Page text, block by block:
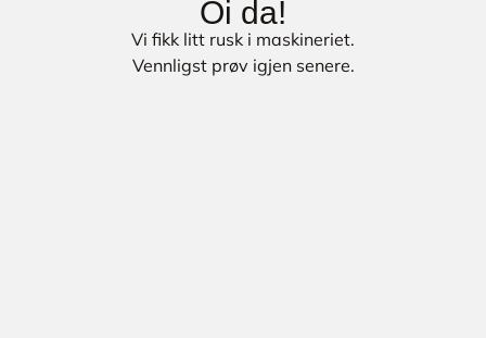
Oi da!
Vi fikk litt rusk i maskineriet.
Vennligst prøv igjen senere.